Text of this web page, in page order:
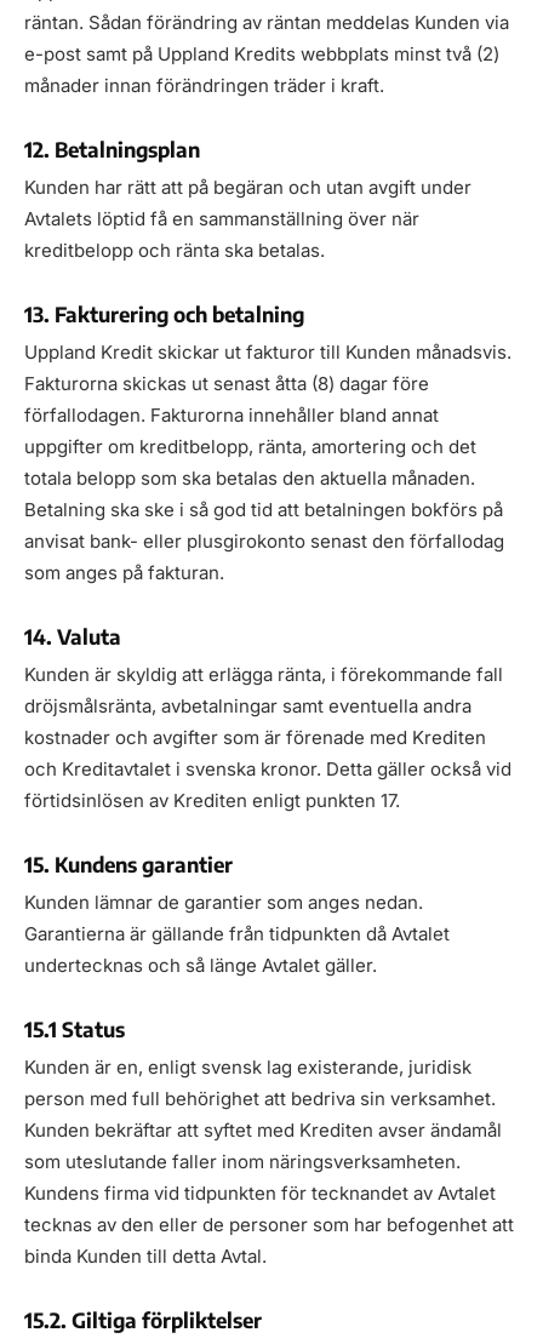
räntan. Sådan förändring av räntan meddelas Kunden via
e-post samt på Uppland Kredits webbplats minst två (2)
månader innan förändringen träder i kraft.
12. Betalningsplan
Kunden har rätt att på begäran och utan avgift under
Avtalets löptid få en sammanställning över när
kreditbelopp och ränta ska betalas.
13. Fakturering och betalning
Uppland Kredit skickar ut fakturor till Kunden månadsvis.
Fakturorna skickas ut senast åtta (8) dagar före
förfallodagen. Fakturorna innehåller bland annat
uppgifter om kreditbelopp, ränta, amortering och det
totala belopp som ska betalas den aktuella månaden.
Betalning ska ske i så god tid att betalningen bokförs på
anvisat bank- eller plusgirokonto senast den förfallodag
som anges på fakturan.
14. Valuta
Kunden är skyldig att erlägga ränta, i förekommande fall
dröjsmålsränta, avbetalningar samt eventuella andra
kostnader och avgifter som är förenade med Krediten
och Kreditavtalet i svenska kronor. Detta gäller också vid
förtidsinlösen av Krediten enligt punkten 17.
15. Kundens garantier
Kunden lämnar de garantier som anges nedan.
Garantierna är gällande från tidpunkten då Avtalet
undertecknas och så länge Avtalet gäller.
15.1 Status
Kunden är en, enligt svensk lag existerande, juridisk
person med full behörighet att bedriva sin verksamhet.
Kunden bekräftar att syftet med Krediten avser ändamål
som uteslutande faller inom näringsverksamheten.
Kundens firma vid tidpunkten för tecknandet av Avtalet
tecknas av den eller de personer som har befogenhet att
binda Kunden till detta Avtal.
15.2. Giltiga förpliktelser